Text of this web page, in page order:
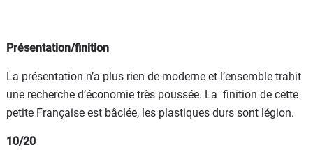
Présentation/finition
La présentation n’a plus rien de moderne et l’ensemble trahit
une recherche d’économie très poussée. La finition de cette
petite Française est bâclée, les plastiques durs sont légion.
10/20